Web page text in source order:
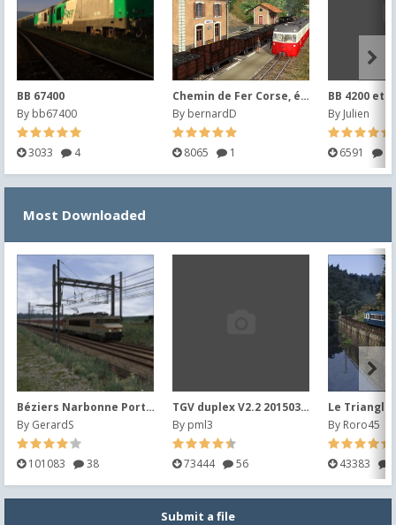
BB 67400
By bb67400
3033 4
Chemin de Fer Corse, époque 1953
By bernardD
8065 1
BB 4200 et
By Julien
6591
Most Downloaded
Béziers Narbonne Port la Nouvelle V2014 (2019)
By GerardS
101083 38
TGV duplex V2.2 20150302
By pml3
73444 56
Le Triangle
By Roro45
43383
Submit a file